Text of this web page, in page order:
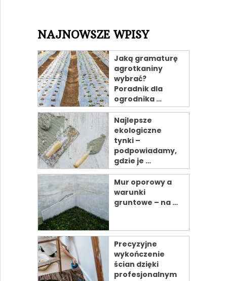
NAJNOWSZE WPISY
Jaką gramaturę
agrotkaniny
wybrać?
Poradnik dla
ogrodnika …
Najlepsze
ekologiczne
tynki –
podpowiadamy,
gdzie je …
Mur oporowy a
warunki
gruntowe – na …
Precyzyjne
wykończenie
ścian dzięki
profesjonalnym